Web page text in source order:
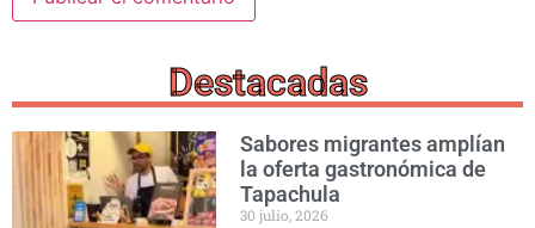
Destacadas
Sabores migrantes amplían
la oferta gastronómica de
Tapachula
30 julio, 2026